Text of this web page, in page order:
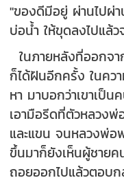
"ของดีมีอยู่ ผ่านไปผ่
บ่อน้ำ ให้ขุดลงไปแล้ว
ในภายหลังที่ออกจ
ก็ได้ฝันอีกครั้ง ในคว
หา มาบอกว่าเขาเป็
เอามือรีดที่ตัวหลวงพ่
และแขน จนหลวงพ่
ขึ้นมาก็ยังเห็นผู้ชาย
ถอยออกไปแล้วตอบก